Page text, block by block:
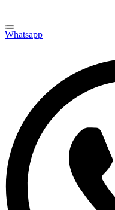
Whatsapp